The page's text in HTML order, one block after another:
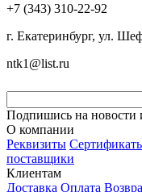
+7 (343) 310-22-92
г. Екатеринбург, ул.
ntk1@list.ru
Подпишись на новости
О компании
Реквизиты
поставщики
Клиентам
Доставка Оплата